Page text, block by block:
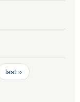
last »